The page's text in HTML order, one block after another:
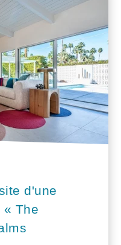
d'une
« The